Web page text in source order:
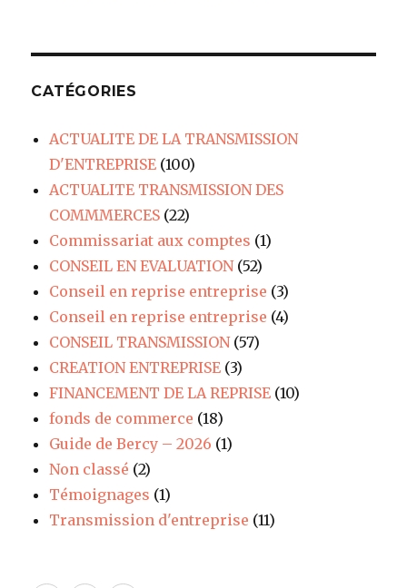
CATÉGORIES
ACTUALITE DE LA TRANSMISSION
D'ENTREPRISE (100)
ACTUALITE TRANSMISSION DES
COMMMERCES (22)
Commissariat aux comptes (1)
CONSEIL EN EVALUATION(52)
Conseil en reprise entreprise (3)
Conseil en reprise entreprise (4)
CONSEIL TRANSMISSION(57)
CREATION ENTREPRISE (3)
FINANCEMENT DE LA REPRISE (10)
fonds de commerce (18)
Guide de Bercy – 2026 (1)
Non classé (2)
Témoignages (1)
Transmission d'entreprise (11)